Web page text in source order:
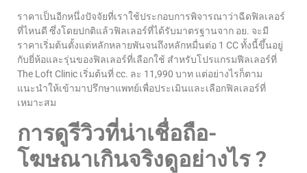
ราคาเป็นอีกหนึ่งปัจจัยที่เราใช้ประกอบการพิจารณาว่าฉีดฟิลเลอร์
ที่ไหนดี ซึ่งโดยปกติแล้วฟิลเลอร์ที่ได้รับมาตรฐานจาก อย. จะมี
ราคาเริ่มต้นตั้งแต่หลักหลายพันจนถึงหลักหมื่นต่อ 1 CC ทั้งนี้ขึ้นอยู่
กับยี่ห้อและรุ่นของฟิลเลอร์ที่เลือกใช้ สำหรับโปรแกรมฟีลเลอร์ที่
The Loft Clinic เริ่มต้นที่ cc. ละ 11,990 บาท แต่อย่างไรก็ตาม
แนะนำให้เข้ามาปรึกษาแพทย์เพื่อประเมินและเลือกฟิลเลอร์ที่
เหมาะสม
การดูรีวิวที่น่าเชื่อถือ-
โฆษณาเกินจริงดูอย่างไร ?